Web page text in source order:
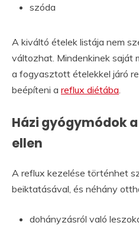
szóda
A kiváltó ételek listája nem
változhat. Mindenkinek saját
a fogyasztott ételekkel járó
beépíteni a reflux diétába
Házi gyógymódok
ellen
A reflux kezelése történhet
beiktatásával, és néhány
dohányzásról való